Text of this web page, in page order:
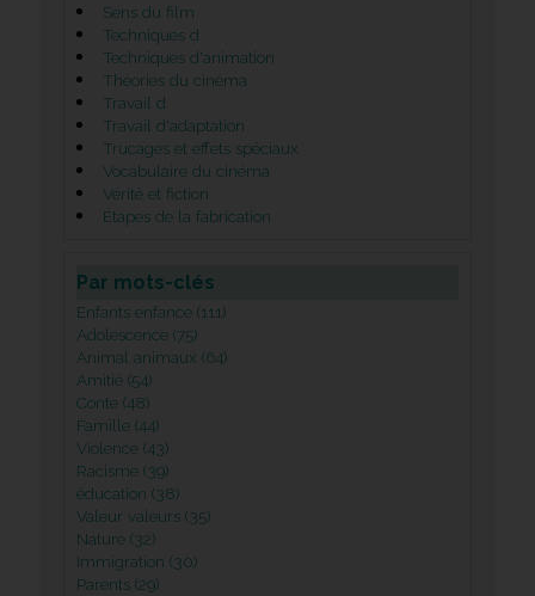
Sens du film
Techniques d
Techniques d'animation
Théories du cinéma
Travail d
Travail d'adaptation
Trucages et effets spéciaux
Vocabulaire du cinéma
Vérité et fiction
Étapes de la fabrication
Par mots-clés
Enfants enfance (111)
Adolescence (75)
Animal animaux (64)
Amitié (54)
Conte (48)
Famille (44)
Violence (43)
Racisme (39)
éducation (38)
Valeur valeurs (35)
Nature (32)
Immigration (30)
Parents (29)